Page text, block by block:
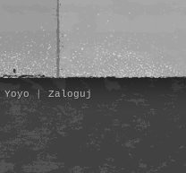
Yoyo Zaloguj